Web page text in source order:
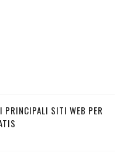
PRINCIPALI SITI WEB PER